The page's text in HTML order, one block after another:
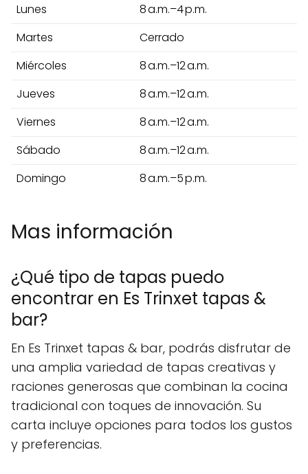
Lunes
8 a.m.–4 p.m.
Martes
Cerrado
Miércoles
8 a.m.–12 a.m.
Jueves
8 a.m.–12 a.m.
Viernes
8 a.m.–12 a.m.
Sábado
8 a.m.–12 a.m.
Domingo
8 a.m.–5 p.m.
Mas información
¿Qué tipo de tapas puedo
encontrar en Es Trinxet tapas &
bar?
En Es Trinxet tapas & bar, podrás disfrutar de
una amplia variedad de tapas creativas y
raciones generosas que combinan la cocina
tradicional con toques de innovación. Su
carta incluye opciones para todos los gustos
y preferencias.